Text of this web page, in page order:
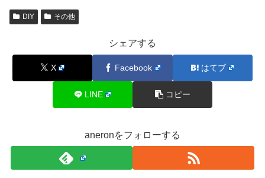
DIY その他
シェアする
X Facebook はてブ
LINE コピー
aneronをフォローする